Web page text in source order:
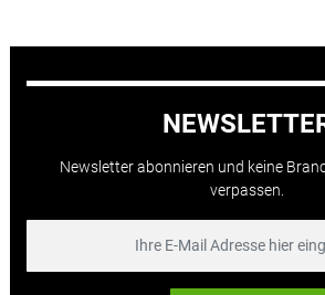
Newsletter abonnieren und keine
verpassen.